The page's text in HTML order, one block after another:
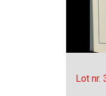
Lot nr.